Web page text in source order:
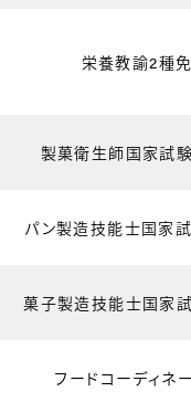
栄養教諭2種
製菓衛生師国家試
パン製造技能士国家
菓子製造技能士国家
フードコーディネ